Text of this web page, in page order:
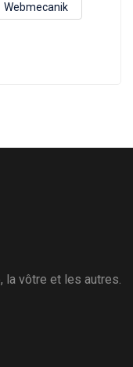
Webmecanik
vôtre et les autres.